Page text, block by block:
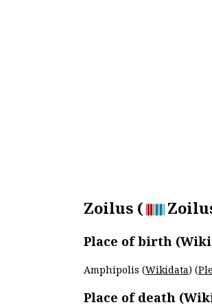
Zoilus (
Place of birth
Amphipolis (Wikidata) (
Place of death